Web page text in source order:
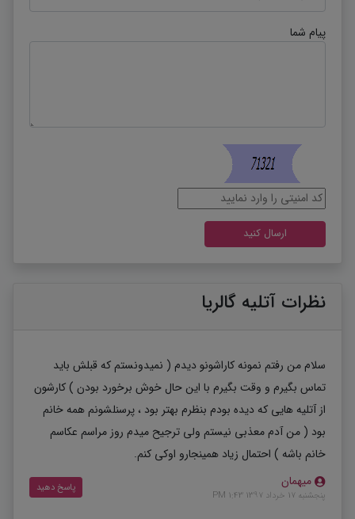
پیام شما
نظرات آتلیه گالریا
سلام من رفتم نمونه کاراشونو دیدم ( نمیدونستم که قبلش باید
تماس بگیرم و وقت بگیرم با این حال خوش برخورد بودن ) کارشون
از آتلیه هایی که دیده بودم بنظرم بهتر بود ، پرسنلشونم همه خانم
بود ( من آدم معذبی نیستم ولی ترجیح میدم روز مراسم عکاسم
خانم باشه ) احتمال زیاد همینجارو اوکی کنم.
میهمان
پنجشنبه 17 خرداد 1397 1:43 PM
پاسخ دهید